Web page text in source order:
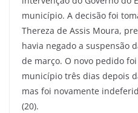
município. A decisão foi
Thereza de Assis Moura,
havia negado a suspensão
de março. O novo pedido
município três dias depois
mas foi novamente
(20).